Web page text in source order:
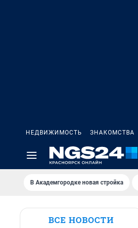
НЕДВИЖИМОСТЬ ЗНАКОМСТВА
В Академгородке новая стройка
ВСЕ НОВОСТИ